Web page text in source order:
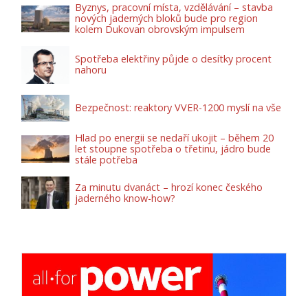
Byznys, pracovní místa, vzdělávání – stavba
nových jaderných bloků bude pro region
kolem Dukovan obrovským impulsem
Spotřeba elektřiny půjde o desítky procent
nahoru
Bezpečnost: reaktory VVER-1200 myslí na vše
Hlad po energii se nedaří ukojit – během 20
let stoupne spotřeba o třetinu, jádro bude
stále potřeba
Za minutu dvanáct – hrozí konec českého
jaderného know-how?